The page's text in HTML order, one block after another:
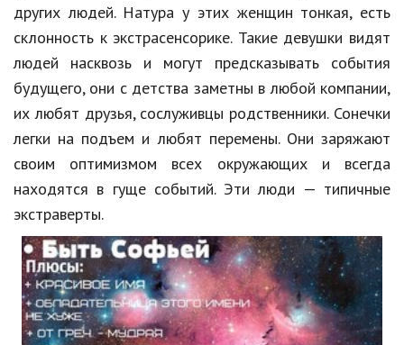
Наука и технологии
других людей. Натура у этих женщин тонкая, есть
склонность к экстрасенсорике. Такие девушки видят
людей насквозь и могут предсказывать события
будущего, они с детства заметны в любой компании,
их любят друзья, сослуживцы родственники. Сонечки
легки на подъем и любят перемены. Они заряжают
своим оптимизмом всех окружающих и всегда
находятся в гуще событий. Эти люди — типичные
экстраверты.